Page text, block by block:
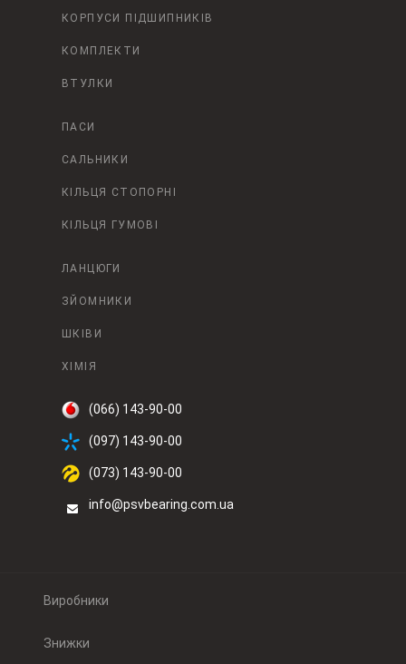
КОРПУСИ ПІДШИПНИКІВ
КОМПЛЕКТИ
ВТУЛКИ
ПАСИ
САЛЬНИКИ
КІЛЬЦЯ СТОПОРНІ
КІЛЬЦЯ ГУМОВІ
ЛАНЦЮГИ
ЗЙОМНИКИ
ШКІВИ
ХІМІЯ
(066) 143-90-00
(097) 143-90-00
(073) 143-90-00
info@psvbearing.com.ua
Виробники
Знижки